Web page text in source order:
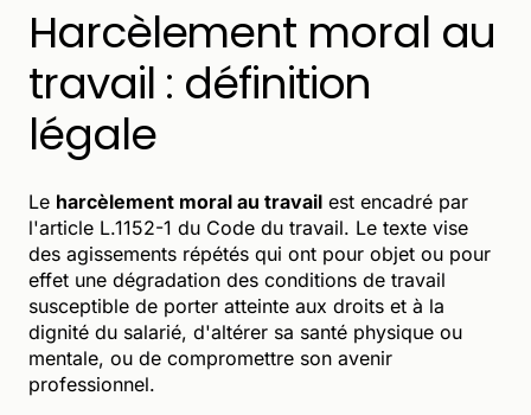
Harcèlement moral au
travail : définition
légale
Le harcèlement moral au travail est encadré par
l'article L.1152-1 du Code du travail. Le texte vise
des agissements répétés qui ont pour objet ou pour
effet une dégradation des conditions de travail
susceptible de porter atteinte aux droits et à la
dignité du salarié, d'altérer sa santé physique ou
mentale, ou de compromettre son avenir
professionnel.